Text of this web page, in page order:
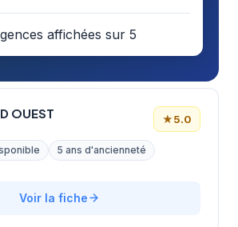
affichées sur 5
OUEST ★5.0
5 ans d'ancienneté
Voir la fiche